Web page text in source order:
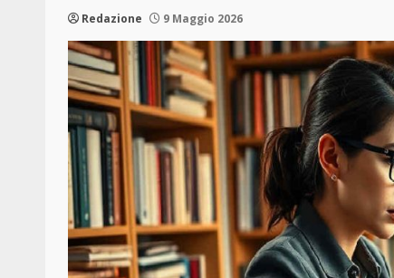
Redazione 9 Maggio 2026